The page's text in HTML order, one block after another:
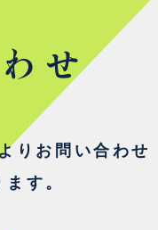
せ
りお問い合わせ
す。